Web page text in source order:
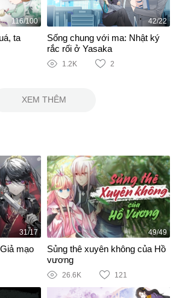
116/100
ta
42/22
Sống chung với ma: Nhật ký
rắc rối ở Yasaka
1.2K 2
XEM THÊM
31/17
mạo
49/49
Sủng thê xuyên không của Hồ
vương
26.6K 121